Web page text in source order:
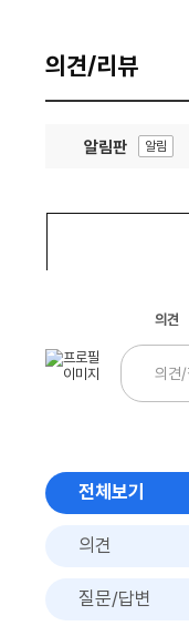
의견/리뷰
알림판 알림
의견
전체보기
의견
질문/답변